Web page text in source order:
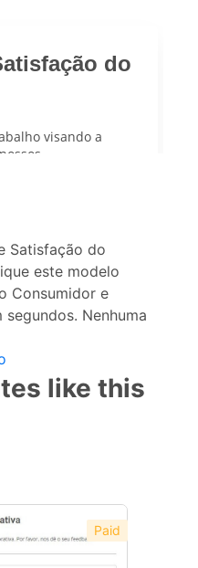
Satisfação do
este modelo
Consumidor e
Nenhuma
like this
Paid